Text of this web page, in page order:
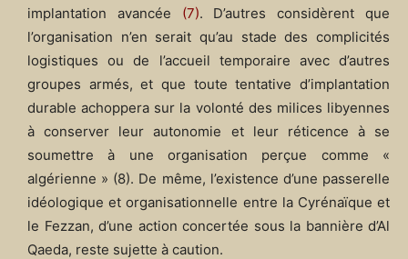
implantation avancée (7). D’autres considèrent que
l’organisation n’en serait qu’au stade des complicités
logistiques ou de l’accueil temporaire avec d’autres
groupes armés, et que toute tentative d’implantation
durable achoppera sur la volonté des milices libyennes
à conserver leur autonomie et leur réticence à se
soumettre à une organisation perçue comme «
algérienne » (8). De même, l’existence d’une passerelle
idéologique et organisationnelle entre la Cyrénaïque et
le Fezzan, d’une action concertée sous la bannière d’Al
Qaeda, reste sujette à caution.